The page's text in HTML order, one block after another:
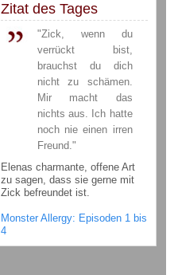
Zitat des Tages
"Zick, wenn du
verrückt bist,
brauchst du dich
nicht zu schämen.
Mir macht das
nichts aus. Ich hatte
noch nie einen irren
Freund."
Elenas charmante, offene Art
zu sagen, dass sie gerne mit
Zick befreundet ist.
Monster Allergy: Episoden 1 bis
4